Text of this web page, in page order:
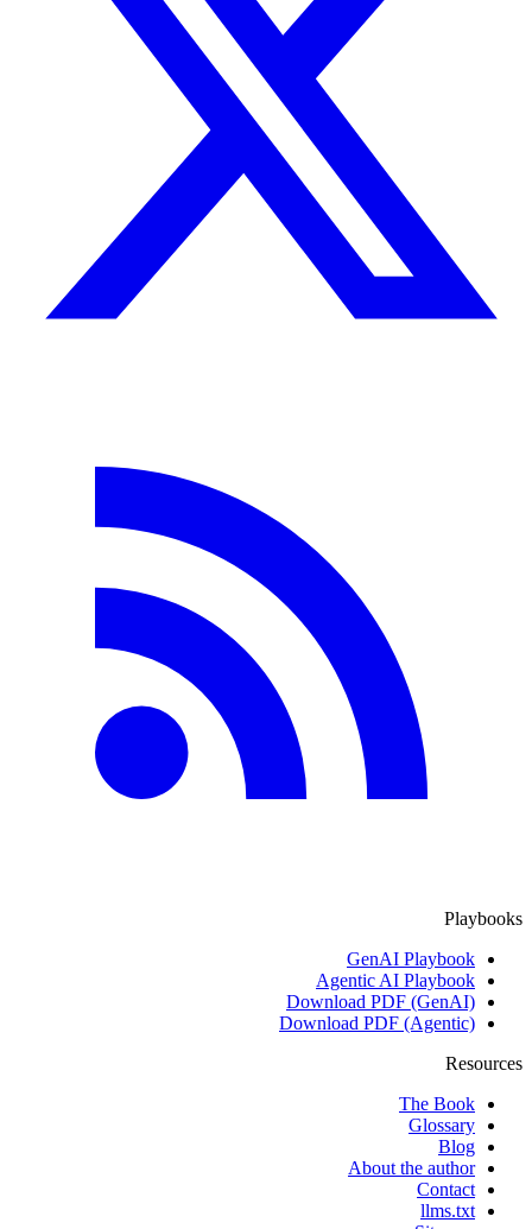
Playbooks
GenAI Playbook
Agentic AI Playbook
Download PDF (GenAI)
Download PDF (Agentic)
Resources
The Book
Glossary
Blog
About the author
Contact
llms.txt